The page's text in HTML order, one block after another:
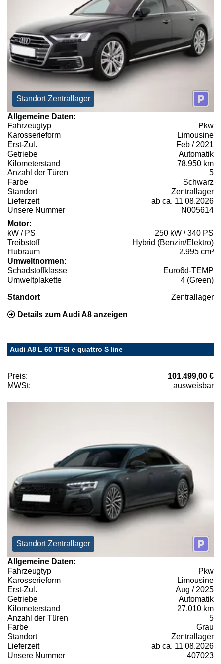
Standort Zentrallager
Allgemeine Daten:
Fahrzeugtyp
Pkw
Karosserieform
Limousine
Erst-Zul.
Feb / 2021
Getriebe
Automatik
Kilometerstand
78.950 km
Anzahl der Türen
5
Farbe
Schwarz
Standort
Zentrallager
Lieferzeit
ab ca. 11.08.2026
Unsere Nummer
N005614
Motor:
kW / PS
250 kW / 340 PS
Treibstoff
Hybrid (Benzin/Elektro)
Hubraum
2.995 cm³
Umweltnormen:
Schadstoffklasse
Euro6d-TEMP
Umweltplakette
4 (Green)
Standort Zentrallager
Details zum Audi A8 anzeigen
Audi A8 L 60 TFSI e quattro S line
Preis:
101.499,00 €
MWSt:
ausweisbar
Standort Zentrallager
Allgemeine Daten:
Fahrzeugtyp
Pkw
Karosserieform
Limousine
Erst-Zul.
Aug / 2025
Getriebe
Automatik
Kilometerstand
27.010 km
Anzahl der Türen
5
Farbe
Grau
Standort
Zentrallager
Lieferzeit
ab ca. 11.08.2026
Unsere Nummer
407023